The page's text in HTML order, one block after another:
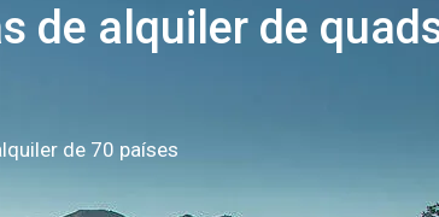
de alquiler de quads
de 70 países